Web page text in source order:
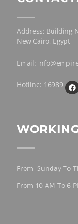
Address: Building
New Cairo, Egypt
Email:
Hotline: 16989
From Sunday To
From 10 AM To 6